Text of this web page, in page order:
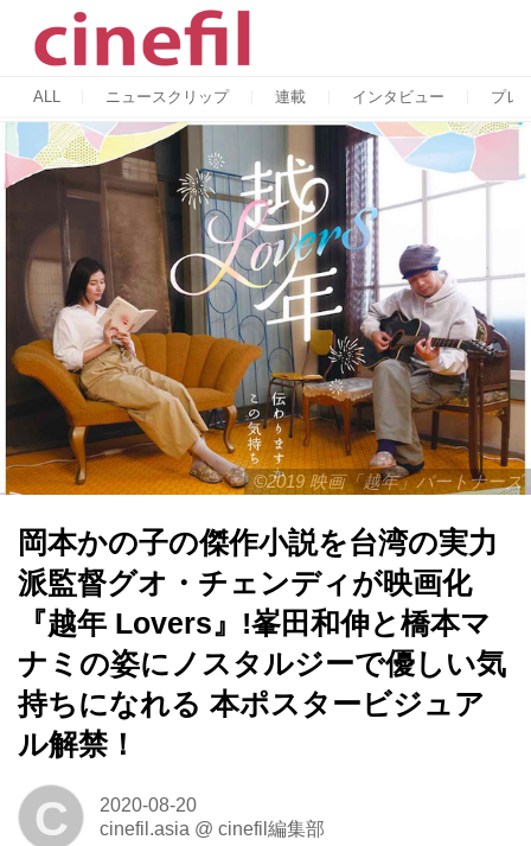
ALL ニュースクリップ 連載 インタビュー プレ
©2019 映画「越年」パートナーズ
岡本かの子の傑作小説を台湾の実力
派監督グオ・チェンディが映画化
『越年 Lovers』!峯田和伸と橋本マ
ナミの姿にノスタルジーで優しい気
持ちになれる 本ポスタービジュア
ル解禁！
C
2020-08-20
cinefil.asia @ cinefil編集部